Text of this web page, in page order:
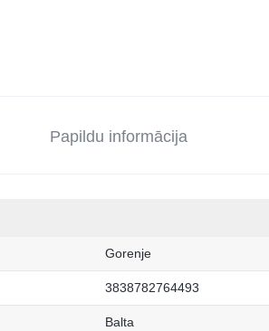
Papildu informācija
Gorenje
3838782764493
Balta